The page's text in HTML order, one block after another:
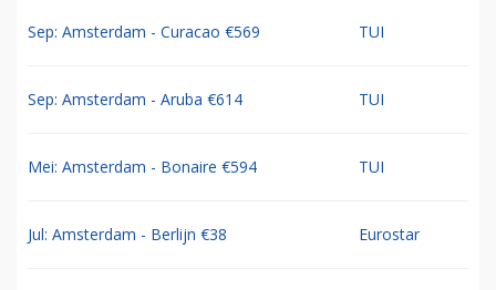
Sep: Amsterdam - Curacao €569 TUI
Sep: Amsterdam - Aruba €614 TUI
Mei: Amsterdam - Bonaire €594 TUI
Jul: Amsterdam - Berlijn €38 Eurostar